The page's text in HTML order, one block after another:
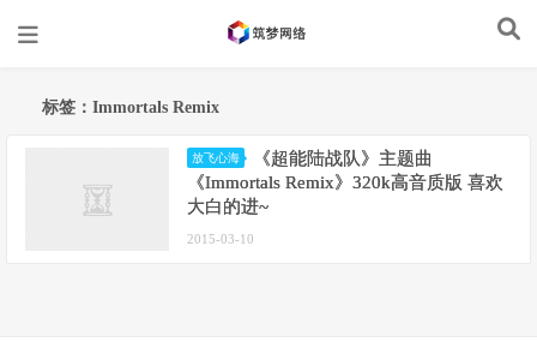
标签：Immortals Remix
放飞心海
《超能陆战队》主题曲
《Immortals Remix》320k高音质版 喜欢
大白的进~
2015-03-10